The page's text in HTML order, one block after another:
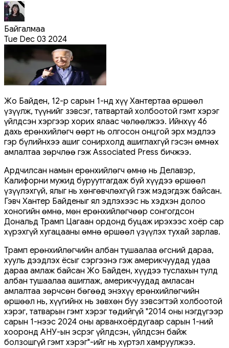
Байгалмаа
Tue Dec 03 2024
Жо Байден, 12-р сарын 1-нд хүү Хантертаа өршөөл
үзүүлж, түүнийг зэвсэг, татвартай холбоотой гэмт хэрэг
үйлдсэн хэргээр хорих ялаас чөлөөлжээ. Ийнхүү 46
дахь ерөнхийлөгч өөрт нь олгосон онцгой эрх мэдлээ
гэр бүлийнхээ ашиг сонирхолд ашиглахгүй гэсэн өмнөх
амлалтаа зөрчлөө гэж Associated Press бичжээ.
Ардчилсан намын ерөнхийлөгч өмнө нь Делавэр,
Калифорни мужид буруутгагдаж буй хүүдээ өршөөл
үзүүлэхгүй, ялыг нь хөнгөвчлөхгүй гэж мэдэгдэж байсан.
Гэвч Хантер Байденыг ял эдлэхээс нь хэдхэн долоо
хоногийн өмнө, мөн ерөнхийлөгчөөр сонгогдсон
Дональд Трамп Цагаан ордонд буцаж ирэхээс хоёр сар
хүрэхгүй хугацааны өмнө өршөөл үзүүлэх тухай зарлав.
Трамп ерөнхийлөгчийн албан тушаалаа өгсний дараа,
хууль дээдлэх ёсыг сэргээнэ гэж америкчуудад удаа
дараа амлаж байсан Жо Байден, хүүдээ туслахын тулд
албан тушаалаа ашиглаж, америкчуудад амласан
амлалтаа зөрчсөн бөгөөд энэхүү ерөнхийлөгчийн
өршөөл нь, хүүгийнх нь зөвхөн буу зэвсэгтэй холбоотой
хэрэг, татварын гэмт хэрэг төдийгүй "2014 оны нэгдүгээр
сарын 1-нээс 2024 оны арванхоёрдугаар сарын 1-ний
хооронд АНУ-ын эсрэг үйлдсэн, үйлдсэн байж
болзошгүй гэмт хэрэг"-ийг нь хүртэл хамруулжээ.